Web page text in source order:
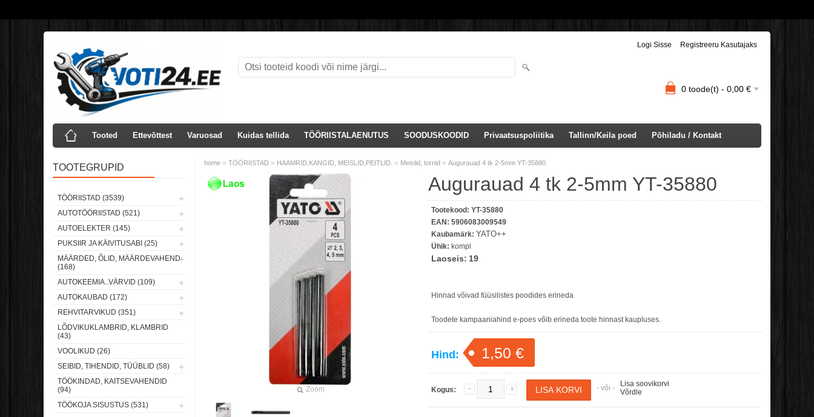
Logi Sisse Registreeru Kasutajaks
0 toode(t) - 0,00 €
Tooted Ettevõttest Varuosad Kuidas tellida TÖÖRIISTALAENUTUS SOODUSKOODID Privaatsuspoliitika Tallinn/Keila poed Põhiladu / Kontakt
TOOTEGRUPID
TÖÖRIISTAD (3539)
AUTOTÖÖRIISTAD (521)
AUTOELEKTER (145)
PUKSIIR JA KÄIVITUSABI (25)
MÄÄRDED, ÕLID, MÄÄRDEVAHEND
(168)
AUTOKEEMIA..VÄRVID (109)
AUTOKAUBAD (172)
REHVITARVIKUD (351)
LÕDVIKUKLAMBRID, KLAMBRID
(43)
VOOLIKUD (26)
SEIBID, TIHENDID, TÜÜBLID (58)
TÖÖKINDAD, KAITSEVAHENDID
(94)
TÖÖKOJA SISUSTUS (531)
home » TÖÖRIISTAD » HAAMRID,KANGID, MEISLID,PEITLID. » Meislid, tornid » Augurauad 4 tk 2-5mm YT-35880
Zoom
Augurauad 4 tk 2-5mm YT-35880
Tootekood: YT-35880
EAN: 5906083009549
Kaubamärk: YATO++
Ühik: kompl
Laoseis: 19
Hinnad võivad füüsilistes poodides erineda
Toodete kampaaniahind e-poes võib erineda toote hinnast kaupluses.
Hind: 1,50 €
Kogus: - või - Lisa soovikorvi
Võrdle